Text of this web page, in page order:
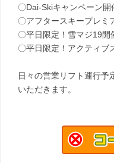
〇Dai-Skiキャンペーン開
〇アフタースキープレミ
〇平日限定！雪マジ19開
〇平日限定！アクティブ
日々の営業リフト運行予
いただきます。